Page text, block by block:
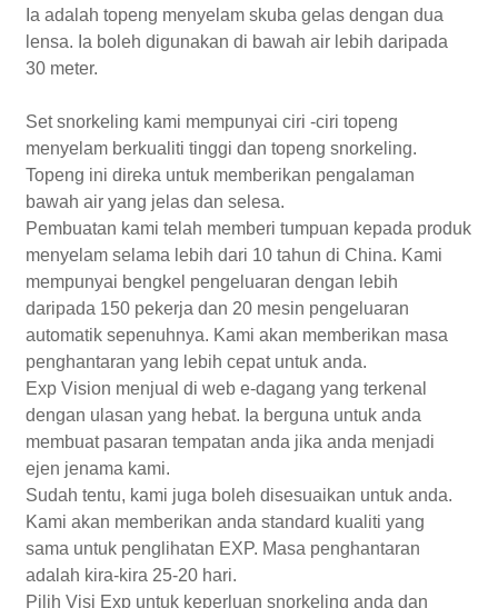
Ia adalah topeng menyelam skuba gelas dengan dua
lensa. Ia boleh digunakan di bawah air lebih daripada
30 meter.
Set snorkeling kami mempunyai ciri -ciri topeng
menyelam berkualiti tinggi dan topeng snorkeling.
Topeng ini direka untuk memberikan pengalaman
bawah air yang jelas dan selesa.
Pembuatan kami telah memberi tumpuan kepada produk
menyelam selama lebih dari 10 tahun di China. Kami
mempunyai bengkel pengeluaran dengan lebih
daripada 150 pekerja dan 20 mesin pengeluaran
automatik sepenuhnya. Kami akan memberikan masa
penghantaran yang lebih cepat untuk anda.
Exp Vision menjual di web e-dagang yang terkenal
dengan ulasan yang hebat. Ia berguna untuk anda
membuat pasaran tempatan anda jika anda menjadi
ejen jenama kami.
Sudah tentu, kami juga boleh disesuaikan untuk anda.
Kami akan memberikan anda standard kualiti yang
sama untuk penglihatan EXP. Masa penghantaran
adalah kira-kira 25-20 hari.
Pilih Visi Exp untuk keperluan snorkeling anda dan